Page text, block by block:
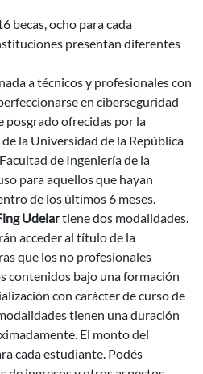
becas, ocho para cada
presentan diferentes
a técnicos y profesionales con
en ciberseguridad
posgrado ofrecidas por la
la Universidad de la República
de Ingeniería de la
para aquellos que hayan
de los últimos 6 meses.
Udelartiene dos modalidades.
acceder al título de la
que los no profesionales
contenidos bajo una formación
con carácter de curso de
tienen una duración
El monto del
cada estudiante. Podés